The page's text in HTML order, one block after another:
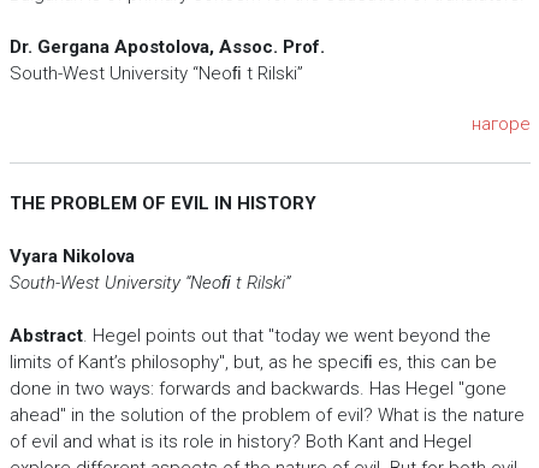
Dr. Gergana Apostolova, Assoc. Prof.
South-West University “Neoﬁ t Rilski”
нагоре
THE PROBLEM OF EVIL IN HISTORY
Vyara Nikolova
South-West University “Neoﬁ t Rilski”
Abstract. Hegel points out that "today we went beyond the
limits of Kant’s philosophy", but, as he speciﬁ es, this can be
done in two ways: forwards and backwards. Has Hegel "gone
ahead" in the solution of the problem of evil? What is the nature
of evil and what is its role in history? Both Kant and Hegel